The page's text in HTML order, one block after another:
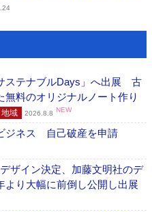
ステナブルDays」へ出展 古
料のオリジナルノート作り
域 2026.8.8 NEW
ジネス 自己破産を申請
ザイン決定、加藤文明社のデ
り大幅に前倒し公開し出展